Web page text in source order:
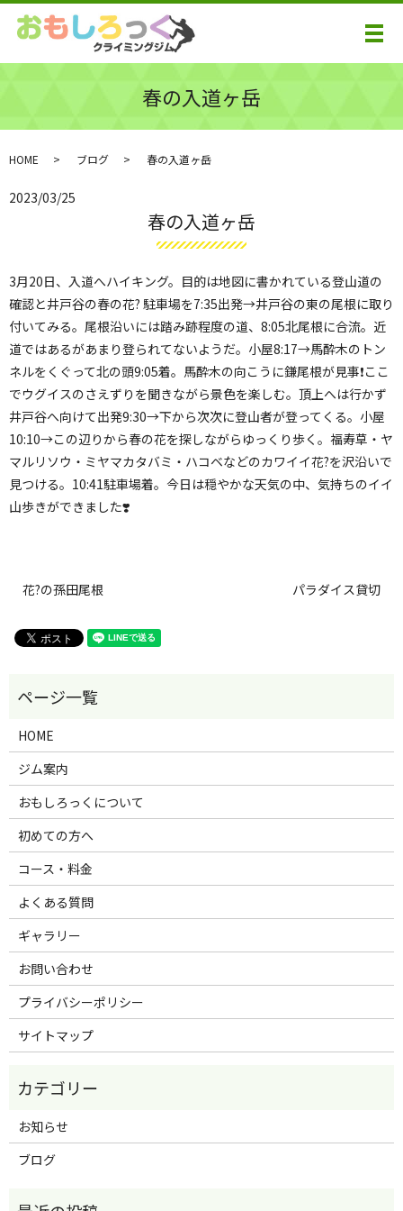
メ
春の入道ヶ岳
HOME ブログ 春の入道ヶ岳
2023/03/25
春の入道ヶ岳
3月20日、入道へハイキング。目的は地図に書かれている登山道の
確認と井戸谷の春の花? 駐車場を7:35出発→井戸谷の東の尾根に取り
付いてみる。尾根沿いには踏み跡程度の道、8:05北尾根に合流。近
道ではあるがあまり登られてないようだ。小屋8:17→馬酔木のトン
ネルをくぐって北の頭9:05着。馬酔木の向こうに鎌尾根が見事❗️ここ
でウグイスのさえずりを聞きながら景色を楽しむ。頂上へは行かず
井戸谷へ向けて出発9:30→下から次次に登山者が登ってくる。小屋
10:10→この辺りから春の花を探しながらゆっくり歩く。福寿草・ヤ
マルリソウ・ミヤマカタバミ・ハコベなどのカワイイ花?を沢沿いで
見つける。10:41駐車場着。今日は穏やかな天気の中、気持ちのイイ
山歩きができました❣️
花?の孫田尾根 パラダイス貸切
HOME
ジム案内
おもしろっくについて
初めての方へ
コース・料金
よくある質問
ギャラリー
お問い合わせ
プライバシーポリシー
サイトマップ
お知らせ
ブログ